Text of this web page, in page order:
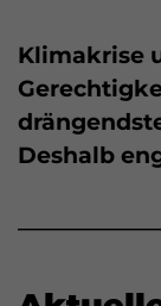
Klimakrise
Deshalb